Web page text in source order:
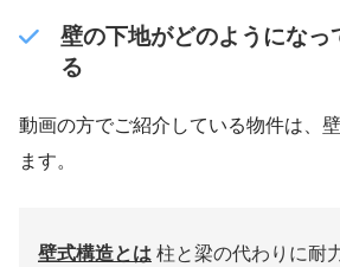
壁の下地がどのようになっ
る
動画の方でご紹介している物件は、
ます。
壁式構造とは 柱と梁の代わりに耐